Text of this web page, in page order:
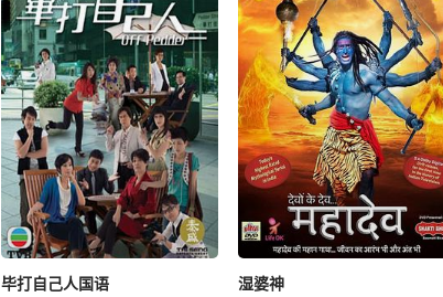
毕打自己人国语
湿婆神